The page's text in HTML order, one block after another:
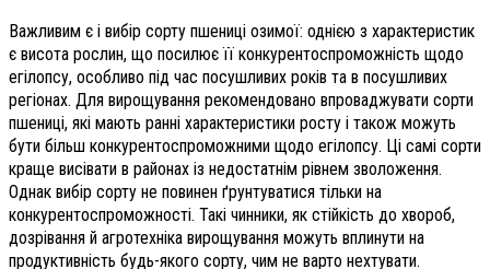
Важливим є і вибір сорту пшениці озимої: однією з характеристик
є висота рослин, що посилює її конкурентоспроможність щодо
егілопсу, особливо під час посушливих років та в посушливих
регіонах. Для вирощування рекомендовано впроваджувати сорти
пшениці, які мають ранні характеристики росту і також можуть
бути більш конкурентоспроможними щодо егілопсу. Ці самі сорти
краще висівати в районах із недостатнім рівнем зволоження.
Однак вибір сорту не повинен ґрунтуватися тільки на
конкурентоспроможності. Такі чинники, як стійкість до хвороб,
дозрівання й агротехніка вирощування можуть вплинути на
продуктивність будь-якого сорту, чим не варто нехтувати.